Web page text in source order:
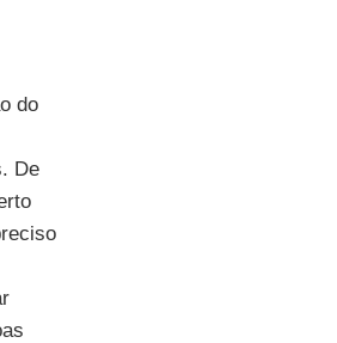
do
De